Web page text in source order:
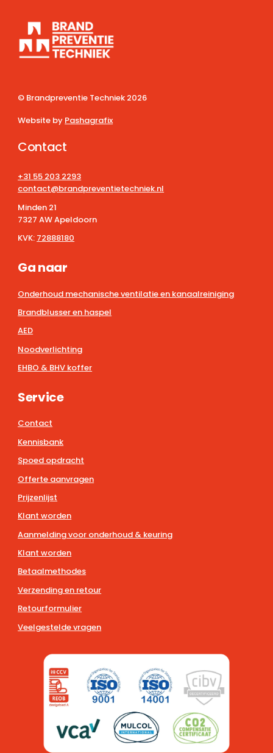
© Brandpreventie Techniek 2026
Website by Pashagrafix
Contact
+31 55 203 2293
contact@brandpreventietechniek.nl
Minden 21
7327 AW Apeldoorn
KVK: 72888180
Ga naar
Onderhoud mechanische ventilatie en kanaalreiniging
Brandblusser en haspel
AED
Noodverlichting
EHBO & BHV koffer
Service
Contact
Kennisbank
Spoed opdracht
Offerte aanvragen
Prijzenlijst
Klant worden
Aanmelding voor onderhoud & keuring
Klant worden
Betaalmethodes
Verzending en retour
Retourformulier
Veelgestelde vragen